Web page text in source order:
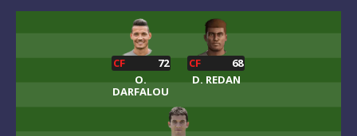
CF
68
D. REDAN
CF
72
O.
DARFALOU